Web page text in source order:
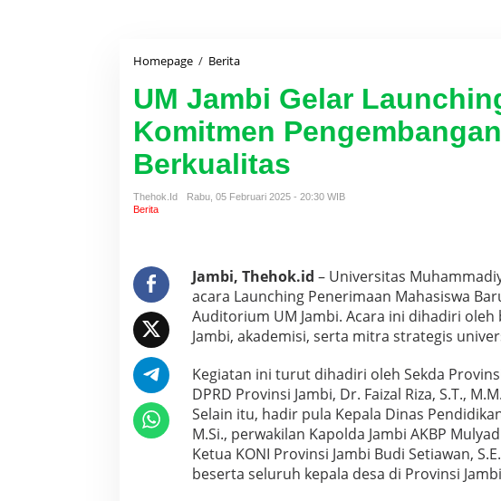
Homepage / Berita
J
a
m
b
i
G
e
a
n
c
h
n
g
P
M
B
2
0
2
UM Jambi Gelar
Komitmen
Berkualitas
Thehok.id
Rabu, 05 Februari 2025 - 20:30 WIB
Berita
Jambi, Thehok.id – Universitas
acara Launching Penerimaan Mahasiswa
Auditorium UM Jambi. Acara ini dihadiri
Jambi, akademisi, serta mitra strategis
Kegiatan ini turut dihadiri oleh Sekda
DPRD Provinsi Jambi, Dr. Faizal Riza, S.T.,
Selain itu, hadir pula Kepala Dinas
M.Si., perwakilan Kapolda Jambi AKBP
Ketua KONI Provinsi Jambi Budi Setiawan,
beserta seluruh kepala desa di Provinsi